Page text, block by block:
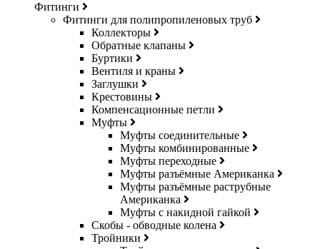
Фитинги
Фитинги для полипропиленовых труб
Коллекторы
Обратные клапаны
Буртики
Вентиля и краны
Заглушки
Крестовины
Компенсационные петли
Муфты
Муфты соединительные
Муфты комбинированные
Муфты переходные
Муфты разъёмные Американка
Муфты разъёмные раструбные
Американка
Муфты с накидной гайкой
Скобы - обводные колена
Тройники